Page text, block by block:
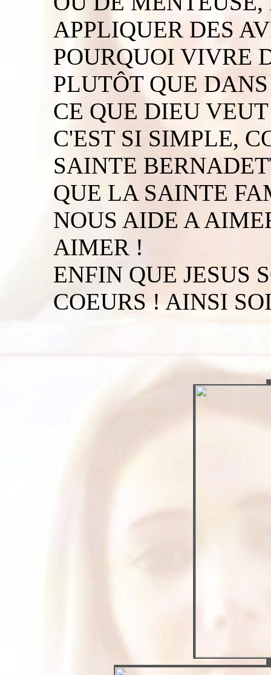
APPLIQUER DES
POURQUOI VIVRE
PLUTÔT QUE
CE QUE DIEU VEUT
C'EST SI SIMPLE,
SAINTE
QUE LA SAINTE
NOUS AIDE A
AIMER !
ENFIN QUE JESUS
COEURS ! AINSI